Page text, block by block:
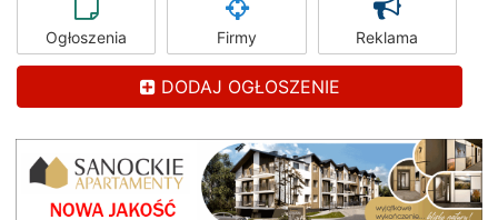
Ogłoszenia Firmy Reklama
DODAJ OGŁOSZENIE